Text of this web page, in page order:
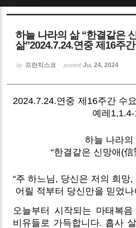
하늘 나라의 삶 “한결같은
삶”2024.7.24.연중 제16주
by 프란치스코 posted Jul 24, 2024
2024.7.24.연중 제16주간 수
예레
하늘 나라의
“한결같은 신망애(信
“주 하느님, 당신은 저의 희망,
어릴 적부터 당신만을 믿었나
오늘부터 시작되는 마태복
비유들로 가득합니다. 흡사
Sketchbook5, 스
Sketchbook5, 스